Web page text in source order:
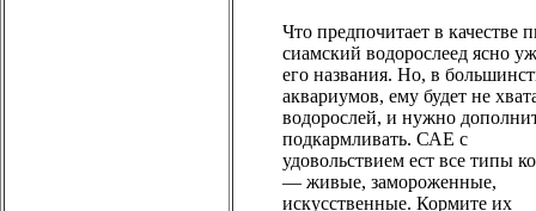
Что предпочитает в качестве
сиамский водорослеед ясно
его названия. Но, в
аквариумов, ему будет не
водорослей, и нужно
подкармливать. САЕ с
удовольствием ест все типы
— живые, замороженные,
искусственные. Кормите их